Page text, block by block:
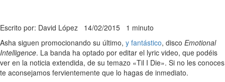
Escrito por: David López 14/02/2015 1 minuto
Asha siguen promocionando su último, y fantástico, disco Emotional
Intelligence. La banda ha optado por editar el lyric video, que podéis
ver en la noticia extendida, de su temazo «Til I Die». Si no les conoces
te aconsejamos fervientemente que lo hagas de inmediato.